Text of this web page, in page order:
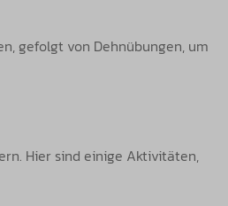
gefolgt von Dehnübungen, um
Hier sind einige Aktivitäten,